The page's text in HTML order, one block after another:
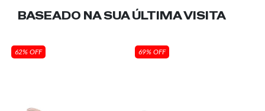
BASEADO NA SUAÚLTIMA VISITA
62% OFF 69% OFF